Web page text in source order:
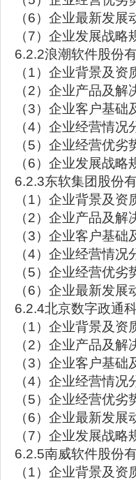
（6）企业最新发展
（7）企业发展战略
6.2.2浪潮软件股份
（1）企业背景及资
（2）企业产品及解
（3）企业客户基础
（4）企业经营情况
（5）企业经营优劣
（6）企业发展战略
6.2.3东软集团股份
（1）企业背景及资
（2）企业产品及解
（3）企业客户基础
（4）企业经营情况
（5）企业经营优劣
（6）企业最新发展
6.2.4北京数字政通
（1）企业背景及资
（2）企业产品及解
（3）企业客户基础
（4）企业经营情况
（5）企业经营优劣
（6）企业最新发展
（7）企业发展战略
6.2.5南威软件股份
（1）企业背景及资